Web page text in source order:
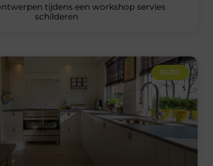
tijdens een workshop servies
schilderen
BLOG